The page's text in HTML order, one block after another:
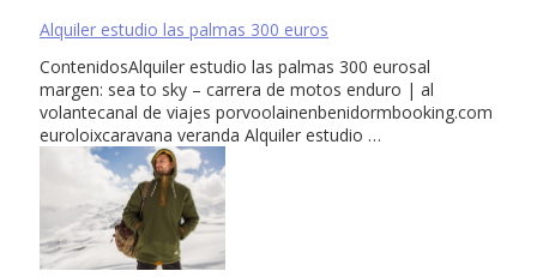
Alquiler estudio las palmas 300 euros
ContenidosAlquiler estudio las palmas 300 eurosal
margen: sea to sky – carrera de motos enduro | al
volantecanal de viajes porvoolainenbenidormbooking.com
euroloixcaravana veranda Alquiler estudio …